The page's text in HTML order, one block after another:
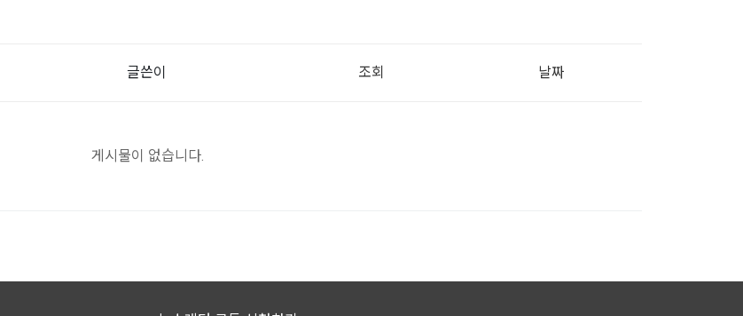
글쓴이 조회 날짜
게시물이 없습니다.